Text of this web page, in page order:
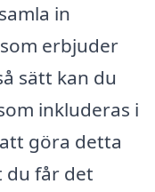
in
erbjuder
sätt kan du
inkluderas i
göra detta
du får det